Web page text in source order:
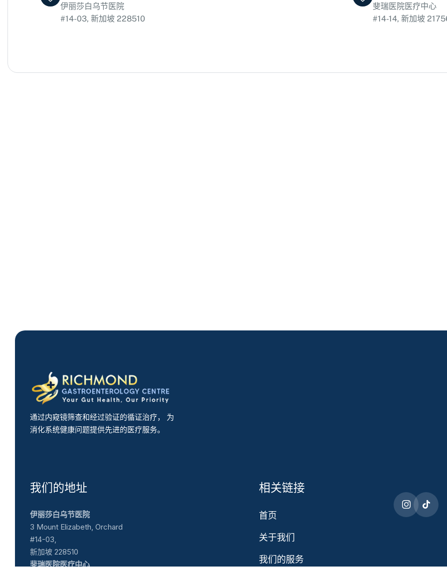
伊丽莎白乌节医院
#14-03, 新加坡 228510
斐瑞医院医疗中心
#14-14, 新加坡
通过内窥镜筛查和经过验证的循证治疗， 为
消化系统健康问题提供先进的医疗服务。
我们的地址
伊丽莎白乌节医院
3 Mount Elizabeth, Orchard
#14-03,
新加坡 228510
斐瑞医院医疗中心
相关链接
首页
关于我们
我们的服务